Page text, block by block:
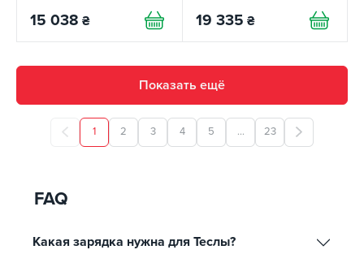
15 038 ₴ 19 335 ₴
Показать ещё
1 2 3 4 5 ... 23
FAQ
Какая зарядка нужна для Теслы?